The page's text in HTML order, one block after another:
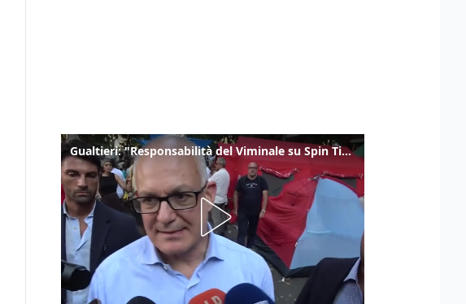
Gualtieri: "Responsabilità del Viminale su Spin Time? La posizione dei partiti è nota"